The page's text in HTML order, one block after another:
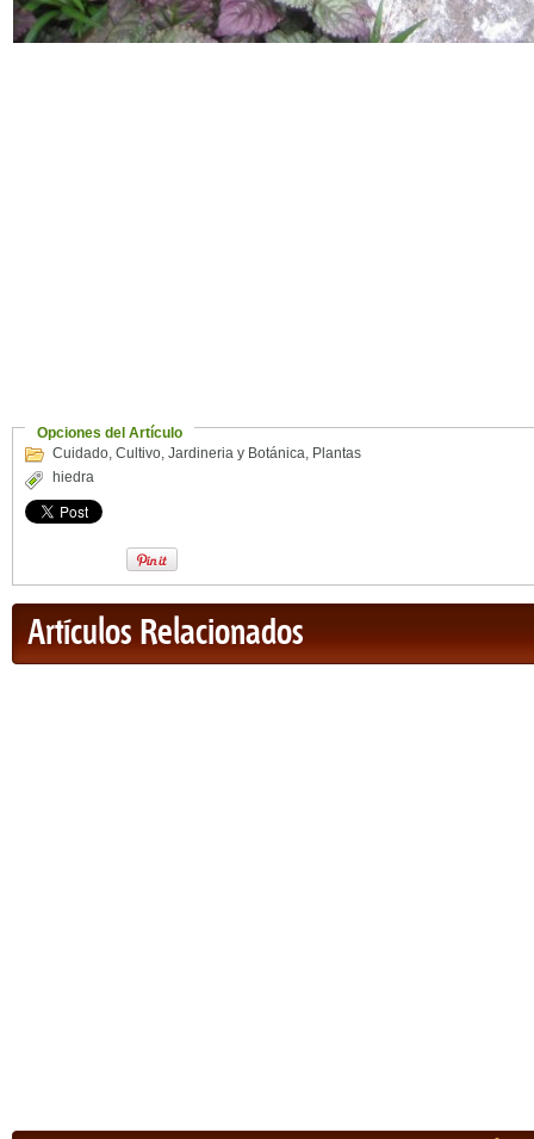
Opciones del Artículo
Cuidado, Cultivo, Jardineria y Botánica, Plantas
hiedra
Artículos Relacionados